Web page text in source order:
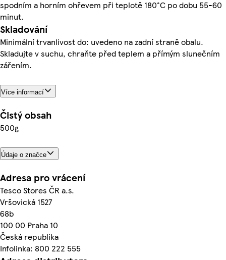
spodním a horním ohřevem při teplotě 180°C po dobu 55-60
minut.
Skladování
Minimální trvanlivost do: uvedeno na zadní straně obalu.
Skladujte v suchu, chraňte před teplem a přímým slunečním
zářením.
Více informací
Čistý obsah
500g
Údaje o značce
Adresa pro vrácení
Tesco Stores ČR a.s.
Vršovická 1527
68b
100 00 Praha 10
Česká republika
Infolinka: 800 222 555